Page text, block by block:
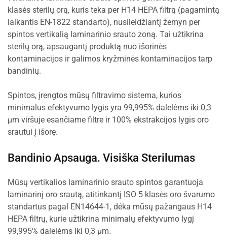
klasės sterilų orą, kuris teka per H14 HEPA filtrą (pagamintą
laikantis EN-1822 standarto), nusileidžiantį žemyn per
spintos vertikalią laminarinio srauto zoną. Tai užtikrina
sterilų orą, apsaugantį produktą nuo išorinės
kontaminacijos ir galimos kryžminės kontaminacijos tarp
bandinių.
Spintos, įrengtos mūsų filtravimo sistema, kurios
minimalus efektyvumo lygis yra 99,995% dalelėms iki 0,3
µm viršuje esančiame filtre ir 100% ekstrakcijos lygis oro
srautui į išorę.
Bandinio Apsauga. Visiška Sterilumas
Mūsų vertikalios laminarinio srauto spintos garantuoja
laminarinį oro srautą, atitinkantį ISO 5 klasės oro švarumo
standartus pagal EN14644-1, dėka mūsų pažangaus H14
HEPA filtrų, kurie užtikrina minimalų efektyvumo lygį
99,995% dalelėms iki 0,3 µm.